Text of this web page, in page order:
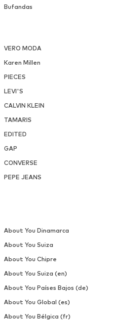
Bufandas
VERO MODA
Karen Millen
PIECES
LEVI'S
CALVIN KLEIN
TAMARIS
EDITED
GAP
CONVERSE
PEPE JEANS
About You Dinamarca
About You Suiza
About You Chipre
About You Suiza (en)
About You Países Bajos (de)
About You Global (es)
About You Bélgica (fr)